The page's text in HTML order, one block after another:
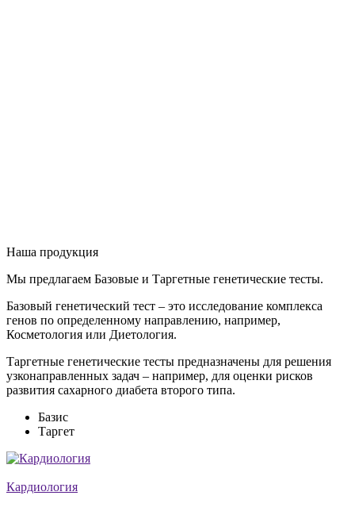
Наша продукция
Мы предлагаем Базовые и Таргетные генетические тесты.
Базовый генетический тест – это исследование комплекса
генов по определенному направлению, например,
Косметология или Диетология.
Таргетные генетические тесты предназначены для решения
узконаправленных задач – например, для оценки рисков
развития сахарного диабета второго типа.
Базис
Таргет
Кардиология